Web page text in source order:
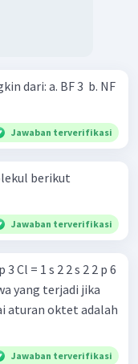
3 ​ b. NF
Jawaban terverifikasi
berikut
Jawaban terverifikasi
aturan oktet adalah
Jawaban terverifikasi